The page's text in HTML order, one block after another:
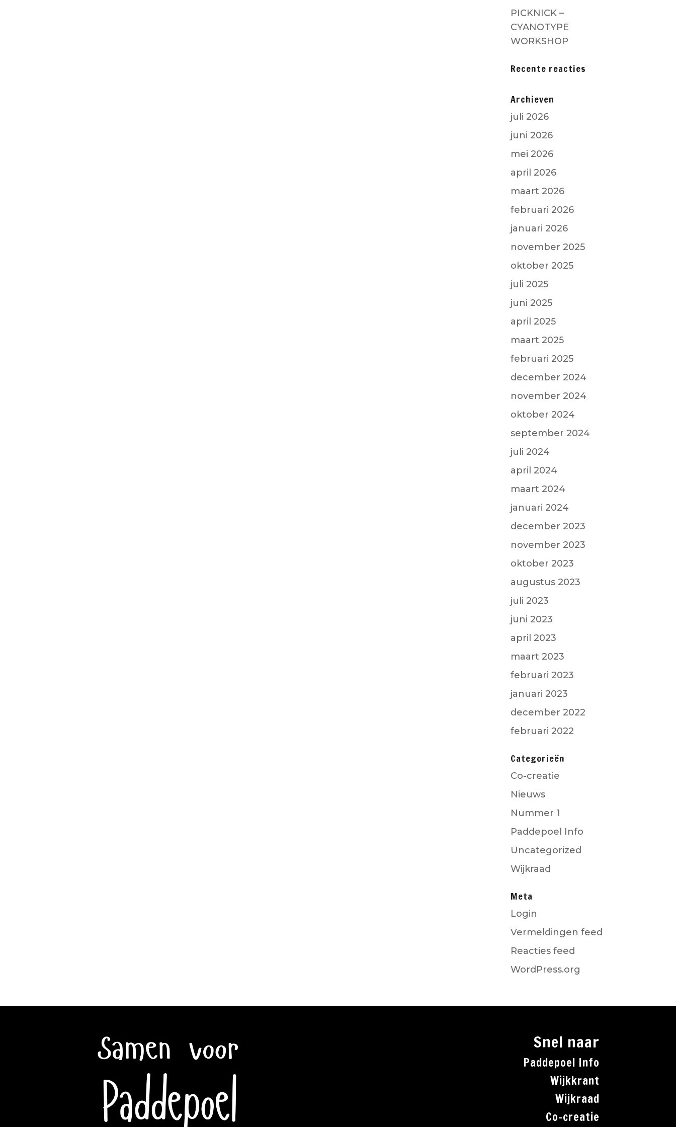
PICKNICK –
CYANOTYPE
WORKSHOP
Recente reacties
Archieven
juli 2026
juni 2026
mei 2026
april 2026
maart 2026
februari 2026
januari 2026
november 2025
oktober 2025
juli 2025
juni 2025
april 2025
maart 2025
februari 2025
december 2024
november 2024
oktober 2024
september 2024
juli 2024
april 2024
maart 2024
januari 2024
december 2023
november 2023
oktober 2023
augustus 2023
juli 2023
juni 2023
april 2023
maart 2023
februari 2023
januari 2023
december 2022
februari 2022
Categorieën
Co-creatie
Nieuws
Nummer 1
Paddepoel Info
Uncategorized
Wijkraad
Meta
Login
Vermeldingen feed
Reacties feed
WordPress.org
Snel naar
Paddepoel Info
Wijkkrant
Wijkraad
Co-creatie